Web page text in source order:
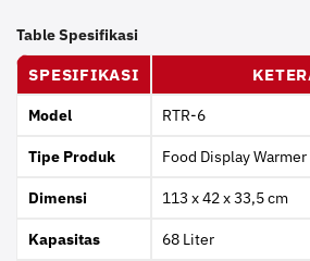
Table Spesifikasi
SPESIFIKASI
Model RTR-6
Tipe Produk Food Display Warmer
Dimensi 113 x 42 x 33,5 cm
Kapasitas 68 Liter